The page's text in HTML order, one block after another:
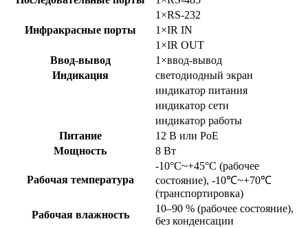
1×RS-232
Инфракрасные порты
1×IR IN
1×IR OUT
Ввод-вывод
1×ввод-вывод
Индикация
светодиодный экран
индикатор питания
индикатор сети
индикатор работы
Питание
12 В или PoE
Мощность
8 Вт
Рабочая температура
-10°C~+45°C (рабочее
состояние), -10℃~+70℃
(транспортировка)
Рабочая влажность
10–90 % (рабочее состояние),
без конденсации